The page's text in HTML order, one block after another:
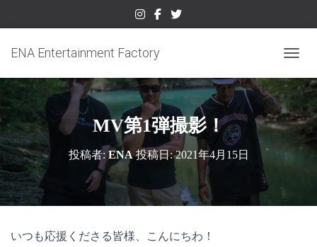
ENA Entertainment Factory
MV第1弾撮影！
投稿者: ENA投稿日:2021年4月15日
いつも応援くださる皆様、こんにちわ！